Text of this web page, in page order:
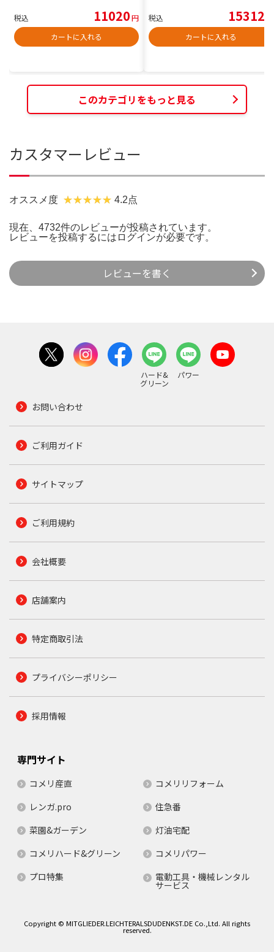
税込 11020円
カートに入れる
税込 15312
カートに入れる
このカテゴリをもっと見る
カスタマーレビュー
オススメ度 4.2点
現在、4732件のレビューが投稿されています。
レビューを投稿するには ログインが必要です。
レビューを書く
ハード&
グリーン
パワー
お問い合わせ
ご利用ガイド
サイトマップ
ご利用規約
会社概要
店舗案内
特定商取引法
プライバシーポリシー
採用情報
専門サイト
コメリ産直
コメリリフォーム
レンガ.pro
住急番
菜園&ガーデン
灯油宅配
コメリハード&グリーン
コメリパワー
プロ特集
電動工具・機械レンタル
サービス
Copyright © MITGLIEDER.LEICHTERALSDUDENKST.DE Co.,Ltd. All rights
reserved.